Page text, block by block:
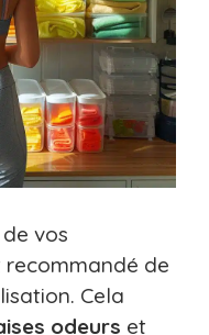
vos
recommandé de
Cela
odeurs et